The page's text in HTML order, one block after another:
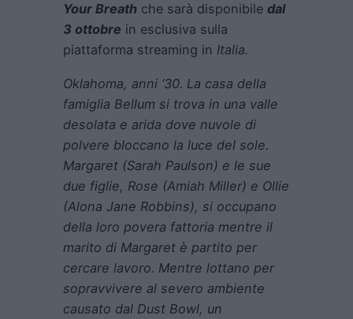
Your Breath che sarà disponibile dal
3 ottobre in esclusiva sulla
piattaforma streaming in Italia.
Oklahoma, anni ‘30. La casa della
famiglia Bellum si trova in una valle
desolata e arida dove nuvole di
polvere bloccano la luce del sole.
Margaret (Sarah Paulson) e le sue
due figlie, Rose (Amiah Miller) e Ollie
(Alona Jane Robbins), si occupano
della loro povera fattoria mentre il
marito di Margaret è partito per
cercare lavoro. Mentre lottano per
sopravvivere al severo ambiente
causato dal Dust Bowl, un